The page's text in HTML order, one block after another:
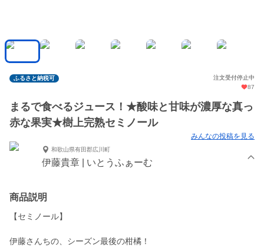
ふるさと納税可
注文受付停止中
87
まるで食べるジュース！★酸味と甘味が濃厚な真っ
赤な果実★樹上完熟セミノール
みんなの投稿を見る
和歌山県有田郡広川町
伊藤貴章 | いとうふぁーむ
商品説明
【セミノール】
伊藤さんちの、シーズン最後の柑橘！